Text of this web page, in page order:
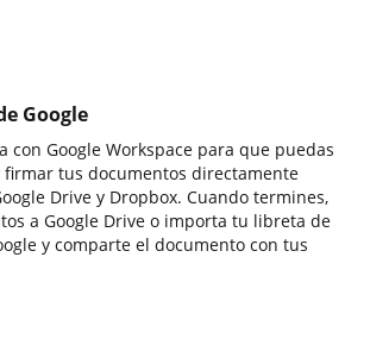
Google
con Google Workspace para que puedas
tus documentos directamente
Drive y Dropbox. Cuando termines,
a Google Drive o importa tu libreta de
y comparte el documento con tus